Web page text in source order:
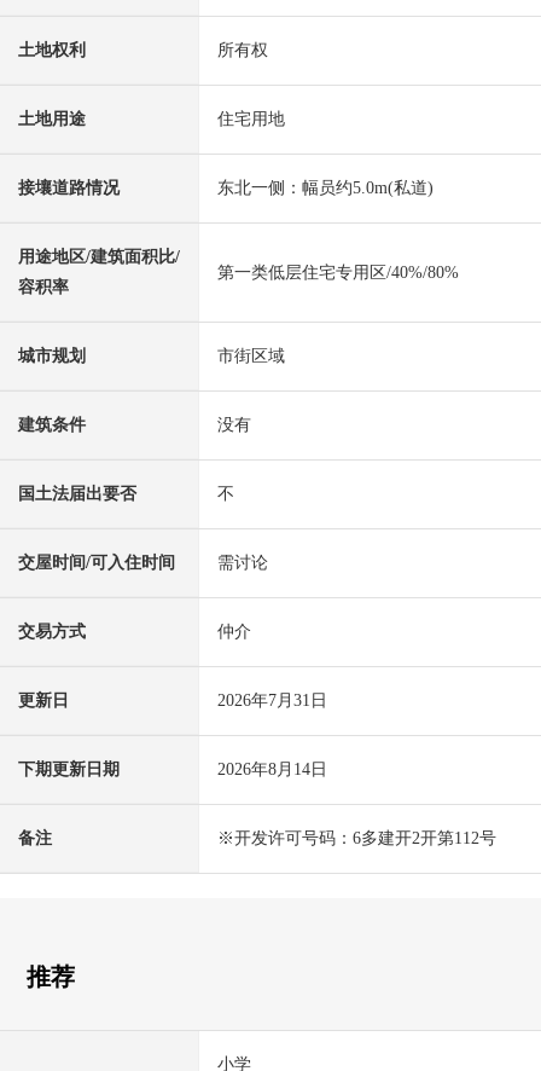
土地权利 所有权
土地用途 住宅用地
接壤道路情况 东北一侧：幅员约5.0m(私道)
用途地区/建筑面积比/
容积率
第一类低层住宅专用区/40%/80%
城市规划 市街区域
建筑条件 没有
国土法届出要否 不
交屋时间/可入住时间 需讨论
交易方式 仲介
更新日 2026年7月31日
下期更新日期 2026年8月14日
备注 ※开发许可号码：6多建开2开第112号
推荐
小学